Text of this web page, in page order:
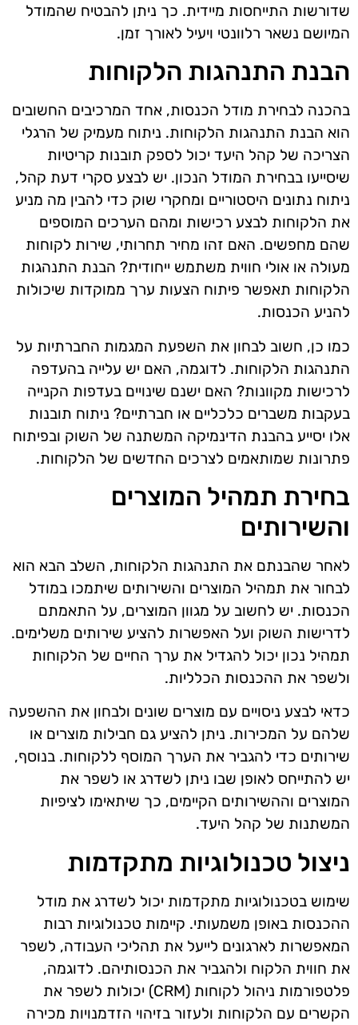
שדורשות התייחסות מיידית. כך ניתן להבטיח שהמודל
המיושם נשאר רלוונטי ויעיל לאורך זמן.
הבנת התנהגות הלקוחות
בהכנה לבחירת מודל הכנסות, אחד המרכיבים החשובים
הוא הבנת התנהגות הלקוחות. ניתוח מעמיק של הרגלי
הצריכה של קהל היעד יכול לספק תובנות קריטיות
שיסייעו בבחירת המודל הנכון. יש לבצע סקרי דעת קהל,
ניתוח נתונים היסטוריים ומחקרי שוק כדי להבין מה מניע
את הלקוחות לבצע רכישות ומהם הערכים המוספים
שהם מחפשים. האם זהו מחיר תחרותי, שירות לקוחות
מעולה או אולי חווית משתמש ייחודית? הבנת התנהגות
הלקוחות תאפשר פיתוח הצעות ערך ממוקדות שיכולות
להניע הכנסות.
כמו כן, חשוב לבחון את השפעת המגמות החברתיות על
התנהגות הלקוחות. לדוגמה, האם יש עלייה בהעדפה
לרכישות מקוונות? האם ישנם שינויים בעדפות הקנייה
בעקבות משברים כלכליים או חברתיים? ניתוח תובנות
אלו יסייע בהבנת הדינמיקה המשתנה של השוק ובפיתוח
פתרונות שמותאמים לצרכים החדשים של הלקוחות.
בחירת תמהיל המוצרים
והשירותים
לאחר שהבנתם את התנהגות הלקוחות, השלב הבא הוא
לבחור את תמהיל המוצרים והשירותים שיתמכו במודל
הכנסות. יש לחשוב על מגוון המוצרים, על התאמתם
לדרישות השוק ועל האפשרות להציע שירותים משלימים.
תמהיל נכון יכול להגדיל את ערך החיים של הלקוחות
ולשפר את ההכנסות הכלליות.
כדאי לבצע ניסויים עם מוצרים שונים ולבחון את ההשפעה
שלהם על המכירות. ניתן להציע גם חבילות מוצרים או
שירותים כדי להגביר את הערך המוסף ללקוחות. בנוסף,
יש להתייחס לאופן שבו ניתן לשדרג או לשפר את
המוצרים וההשירותים הקיימים, כך שיתאימו לציפיות
המשתנות של קהל היעד.
ניצול טכנולוגיות מתקדמות
שימוש בטכנולוגיות מתקדמות יכול לשדרג את מודל
ההכנסות באופן משמעותי. קיימות טכנולוגיות רבות
המאפשרות לארגונים לייעל את תהליכי העבודה, לשפר
את חווית הלקוח ולהגביר את הכנסותיהם. לדוגמה,
פלטפורמות ניהול לקוחות (CRM) יכולות לשפר את
הקשרים עם הלקוחות ולעזור בזיהוי הזדמנויות מכירה